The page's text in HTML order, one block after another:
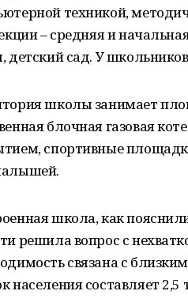
техникой,
– средняя и
детский сад. У
школы занимает
блочная газовая
спортивные
школа, как
решила вопрос с
связана с
населения составляет